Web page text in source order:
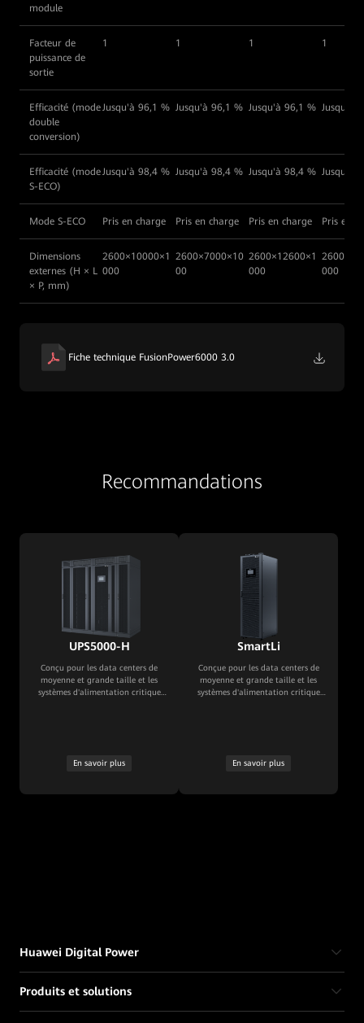
module
Facteur de
puissance de
sortie
1 1 1 1
Efficacité (mode
double
conversion)
Jusqu'à 96,1 % Jusqu'à 96,1 % Jusqu'à 96,1 % Jusqu'à
Efficacité (mode
S-ECO)
Jusqu'à 98,4 % Jusqu'à 98,4 % Jusqu'à 98,4 % Jusqu'à
Mode S-ECO Pris en charge Pris en charge Pris en charge Pris en
Dimensions
externes (H × L
× P, mm)
2600×10000×1
000
2600×7000×10
00
2600×12600×1
000
000
Fiche technique FusionPower6000 3.0
Recommandations
UPS5000-H
Conçu pour les data centers de
moyenne et grande taille et les
systèmes d'alimentation critique
En savoir plus
SmartLi
Conçue pour les data centers de
moyenne et grande taille et les
systèmes d'alimentation critique
En savoir plus
Huawei Digital Power
Produits et solutions